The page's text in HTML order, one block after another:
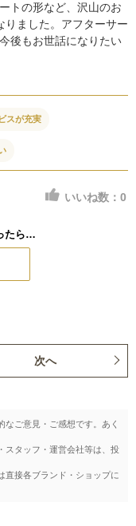
トの形など、沢山のお
りました。アフターサー
後もお世話になりたい
スが充実
いいね数： 0
たら…
次へ
ご意見・ご感想です。あく
スタッフ・運営会社等は、投
直接各ブランド・ショップに